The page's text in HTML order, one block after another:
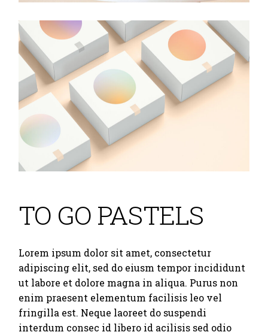
TO GO PASTELS
Lorem ipsum dolor sit amet, consectetur
adipiscing elit, sed do eiusm tempor incididunt
ut labore et dolore magna in aliqua. Purus non
enim praesent elementum facilisis leo vel
fringilla est. Neque laoreet do suspendi
interdum consec id libero id acilisis sed odio